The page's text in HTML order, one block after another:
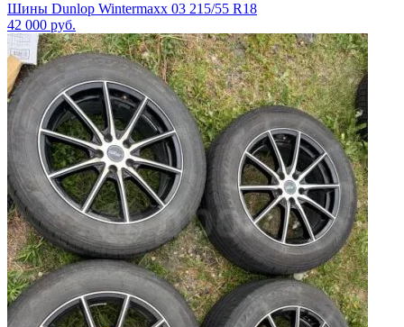
Шины Dunlop Wintermaxx 03 215/55 R18
42 000 руб.